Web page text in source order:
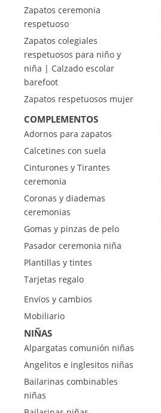
Zapatos ceremonia
respetuoso
Zapatos colegiales
respetuosos para niño y
niña | Calzado escolar
barefoot
Zapatos respetuosos mujer
COMPLEMENTOS
Adornos para zapatos
Calcetines con suela
Cinturones y Tirantes
ceremonia
Coronas y diademas
ceremonias
Gomas y pinzas de pelo
Pasador ceremonia niña
Plantillas y tintes
Tarjetas regalo
Envíos y cambios
Mobiliario
NIÑAS
Alpargatas comunión niñas
Angelitos e inglesitos niñas
Bailarinas combinables
niñas